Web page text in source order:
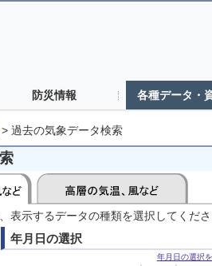
防災情報 各種データ・
> 過去の気象データ検索
表示するデータの種類を選択してくだ
年月日の選択
年月日の選択